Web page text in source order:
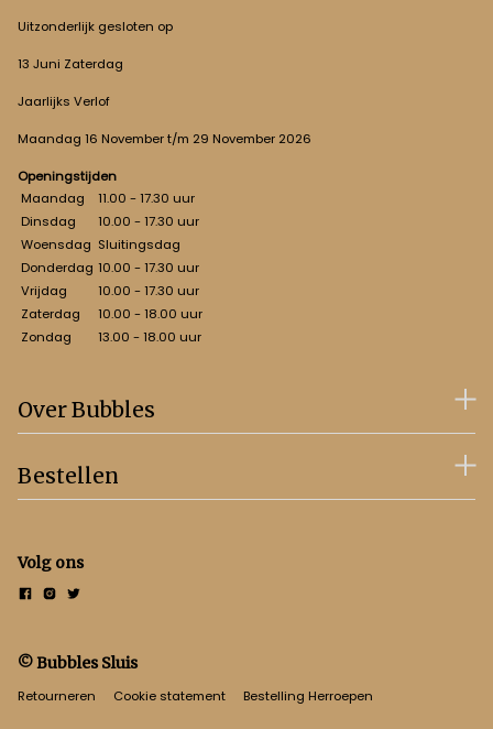
Uitzonderlijk gesloten op
13 Juni Zaterdag
Jaarlijks Verlof
Maandag 16 November t/m 29 November 2026
Openingstijden
Maandag
11.00 - 17.30 uur
Dinsdag
10.00 - 17.30 uur
Woensdag Sluitingsdag
Donderdag 10.00 - 17.30 uur
Vrijdag
10.00 - 17.30 uur
Zaterdag
10.00 - 18.00 uur
Zondag
13.00 - 18.00 uur
Over Bubbles
Bestellen
Volg ons
© Bubbles Sluis
Retourneren Cookie statement Bestelling Herroepen